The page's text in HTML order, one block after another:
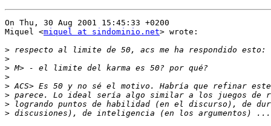
On Thu, 30 Aug 2001 15:45:33 +0200
Miquel <miquel at sindominio.net> wrote:
>
>
>
>
>
>
>
>